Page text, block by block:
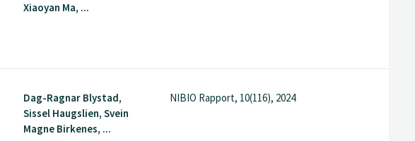
Xiaoyan Ma, ...
Dag-Ragnar Blystad,
Sissel Haugslien, Svein
Magne Birkenes, ...
NIBIO Rapport, 10(116), 2024